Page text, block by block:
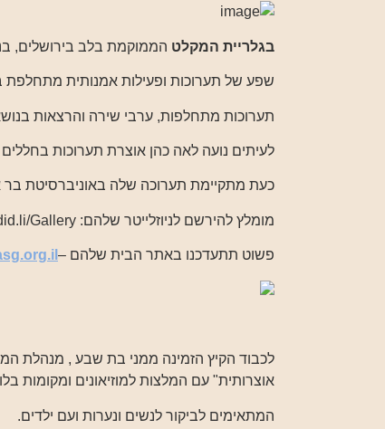
בגלריית המקלט הממוקמת בלב בירושלים,
שפע של תערוכות ופעילות אמנותית
תערוכות מתחלפות, ערבי שירה והרצאות
לעיתים נועה לאה כהן אוצרת תערוכות
כעת מתקיימת תערוכה שלה באוניברסיטת בר
מומלץ להירשם לניוזלייטר שלהם: https://did.li/Gallery
פשוט תתעדכנו באתר הבית שלהם –
לכבוד הקיץ הזמינה ממני בת שבע , מנהלת
אוצרותית" עם המלצות למוזיאונים ומקומות
המתאימים לביקור לנשים ונערות ועם ילדים.